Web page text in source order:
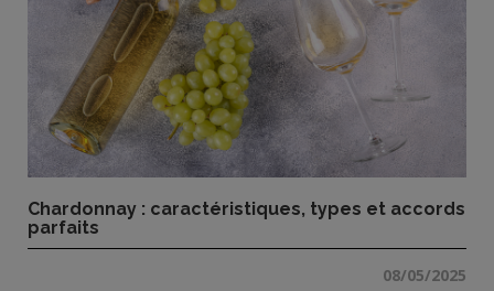
Chardonnay : caractéristiques, types et accords
parfaits
08/05/2025